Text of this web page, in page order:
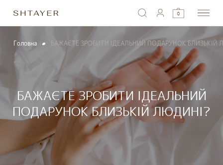
0
Головна БАЖАЄТЕ ЗРОБИТИ ІДЕАЛЬНИЙ ПОДАРУНОК БЛИЗЬКІЙ
БАЖАЄТЕ ЗРОБИТИ ІДЕАЛЬНИЙ
ПОДАРУНОК БЛИЗЬКІЙ ЛЮДИНІ?